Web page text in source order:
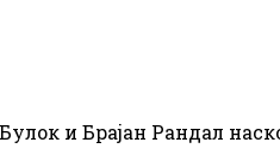
и Брајан Рандал